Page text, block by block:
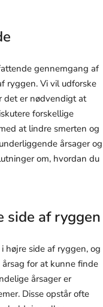
gennemgang af
ryggen. Vi vil udforske
det er nødvendigt at
forskellige
at lindre smerten og
årsager og
om, hvordan du
side af ryggen
højre side af ryggen, og
for at kunne finde
årsager er
Disse opstår ofte